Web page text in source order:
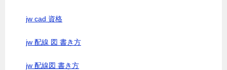
jw cad 資格
jw 配線 図 書き方
jw 配線図 書き方